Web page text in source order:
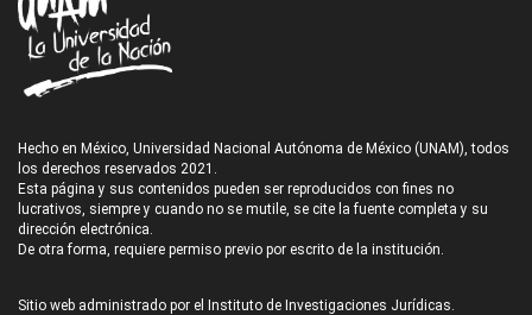
Hecho en México, Universidad Nacional Autónoma de México (UNAM), todos
los derechos reservados 2021.
Esta página y sus contenidos pueden ser reproducidos con fines no
lucrativos, siempre y cuando no se mutile, se cite la fuente completa y su
dirección electrónica.
De otra forma, requiere permiso previo por escrito de la institución.
Sitio web administrado por el Instituto de Investigaciones Jurídicas.